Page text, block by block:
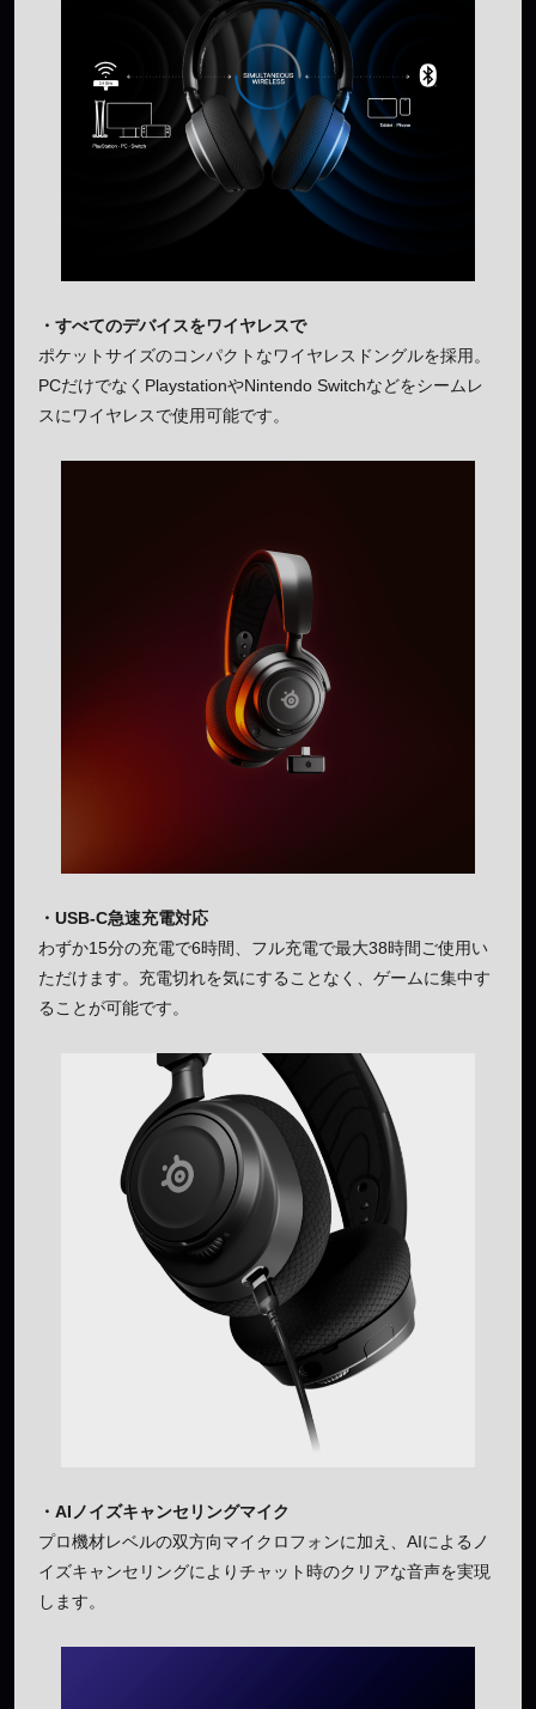
・すべてのデバイスをワイヤレスで
ポケットサイズのコンパクトなワイヤレスドングルを採用。
PCだけでなくPlaystationやNintendo Switchなどをシームレ
スにワイヤレスで使用可能です。
・USB-C急速充電対応
わずか15分の充電で6時間、フル充電で最大38時間ご使用い
ただけます。充電切れを気にすることなく、ゲームに集中す
ることが可能です。
・AIノイズキャンセリングマイク
プロ機材レベルの双方向マイクロフォンに加え、AIによるノ
イズキャンセリングによりチャット時のクリアな音声を実現
します。